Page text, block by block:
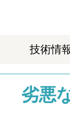
技術情
劣悪